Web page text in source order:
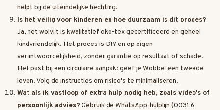
helpt bij de uiteindelijke hechting.
Is het veilig voor kinderen en hoe duurzaam is dit proces?
Ja, het wolvilt is kwalitatief oko-tex gecertificeerd en geheel
kindvriendelijk. Het proces is DIY en op eigen
verantwoordelijkheid, zonder garantie op resultaat of schade.
Het past bij een circulaire aanpak: geef je Wobbel een tweede
leven. Volg de instructies om risico's te minimaliseren.
Wat als ik vastloop of extra hulp nodig heb, zoals video's of
persoonlijk advies? Gebruik de WhatsApp-hulplijn (0031 6